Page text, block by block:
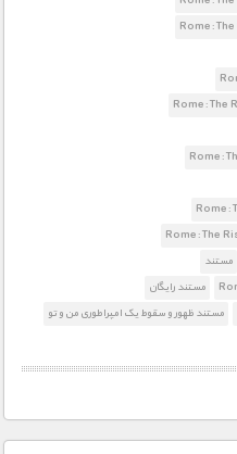
مستند
مستند رایگان
مستند ظهور و سقوط یک امپراطوری من و تو